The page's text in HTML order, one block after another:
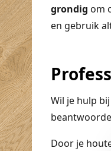
grondig om
en gebruik
Wil je hulp
Door je